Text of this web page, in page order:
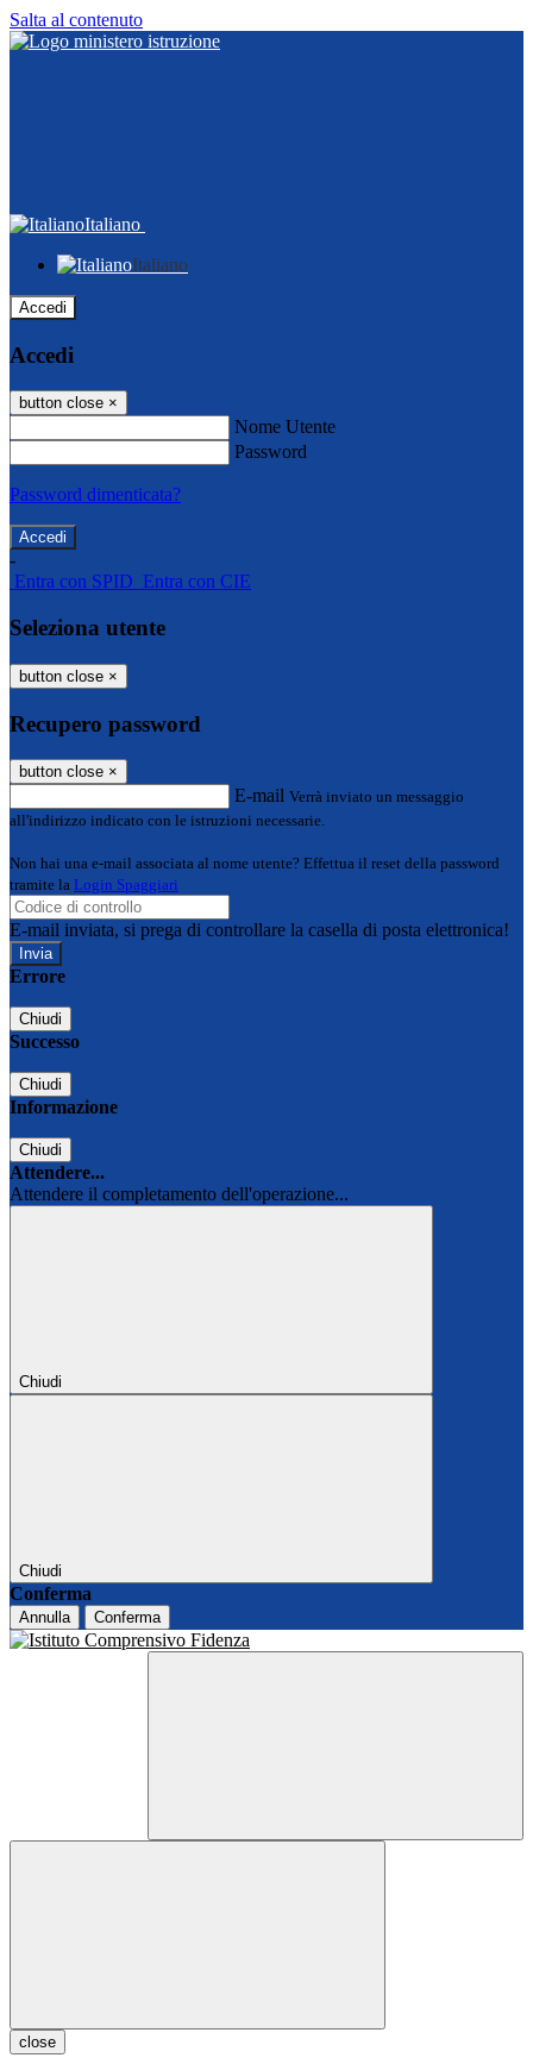
Salta al contenuto
Italiano
Italiano
Accedi
Accedi
button close ×
Nome Utente
Password
Password dimenticata?
-
Entra con SPID Entra con CIE
Seleziona utente
button close ×
Recupero password
button close ×
E-mail Verrà inviato un messaggio
all'indirizzo indicato con le istruzioni necessarie.
Non hai una e-mail associata al nome utente? Effettua il reset della password
tramite la Login Spaggiari
E-mail inviata, si prega di controllare la casella di posta elettronica!
Errore
Chiudi
Successo
Chiudi
Informazione
Chiudi
Attendere...
Attendere il completamento dell'operazione...
Chiudi
Chiudi
Conferma
Annulla Conferma
close